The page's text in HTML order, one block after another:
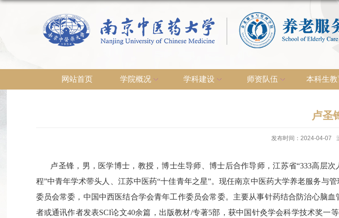
网站首页 学院概况 学科建设 师资队伍 本科生教
卢圣
发布时间：2024-04-07
卢圣锋，男，医学博士，教授，博士生导师、博士后合作导师，江苏省“333高层次
程”中青年学术带头人、江苏中医药“十佳青年之星”。现任南京中医药大学养老服务与
委员会常委，中国中西医结合学会青年工作委员会常委。主要从事针药结合防治心脑
者或通讯作者发表SCI论文40余篇，出版教材/专著5部，获中国针灸学会科学技术奖